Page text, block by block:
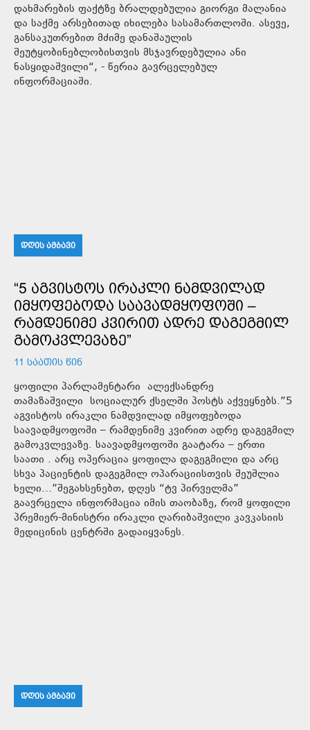
დახმარების ფაქტზე ბრალდებულია გიორგი მალანია
და საქმე არსებითად იხილება სასამართლოში. ასევე,
განსაკუთრებით მძიმე დანაშაულის
შეუტყობინებლობისთვის მსჯავრდებულია ანი
ნასყიდაშვილი“, - წერია გავრცელებულ
ინფორმაციაში.
ᲓᲦᲘᲡ ᲐᲛᲑᲐᲕᲘ
“5 ᲐᲒᲕᲘᲡᲢᲝᲡ ᲘᲠᲐᲙᲚᲘ ᲜᲐᲛᲓᲕᲘᲚᲐᲓ
ᲘᲛᲧᲝᲤᲔᲑᲝᲓᲐ ᲡᲐᲐᲕᲐᲓᲛᲧᲝᲤᲝᲨᲘ –
ᲠᲐᲛᲓᲔᲜᲘᲛᲔ ᲙᲕᲘᲠᲘᲗ ᲐᲓᲠᲔ ᲓᲐᲒᲔᲒᲛᲘᲚ
ᲒᲐᲛᲝᲙᲕᲚᲔᲕᲐᲖᲔ”
11 ᲡᲐᲐᲗᲘᲡ ᲬᲘᲜ
ყოფილი პარლამენტარი ალექსანდრე
თამაზაშვილი სოციალურ ქსელში პოსტს აქვეყნებს.”5
აგვისტოს ირაკლი ნამდვილად იმყოფებოდა
საავადმყოფოში – რამდენიმე კვირით ადრე დაგეგმილ
გამოკვლევაზე. საავადმყოფოში გაატარა – ერთი
საათი . არც ოპერაცია ყოფილა დაგეგმილი და არც
სხვა პაციენტის დაგეგმილ ოპარაციისთვის შეუშლია
ხელი…”შეგახსენებთ, დღეს “ტვ პირველმა”
გაავრცელა ინფორმაცია იმის თაობაზე, რომ ყოფილი
პრემიერ-მინისტრი ირაკლი ღარიბაშვილი კავკასიის
მედიცინის ცენტრში გადაიყვანეს.
ᲓᲦᲘᲡ ᲐᲛᲑᲐᲕᲘ